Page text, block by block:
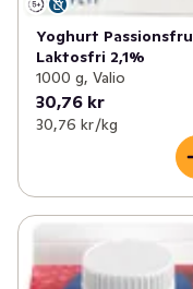
Yoghurt
Laktosfri 2,1%
1000 g, Valio
30,76 kr
30,76 kr /kg